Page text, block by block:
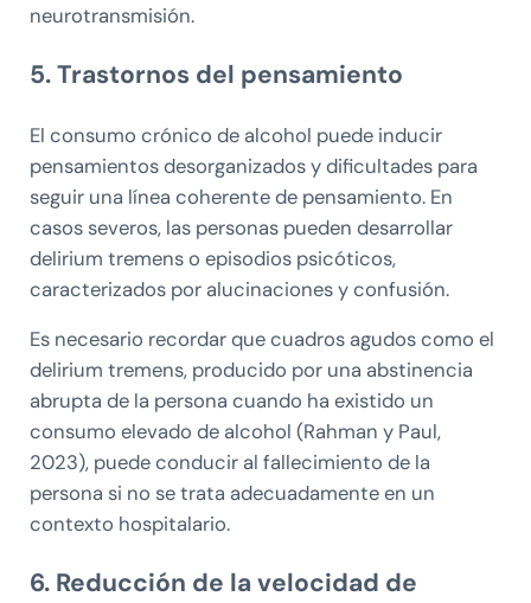
neurotransmisión.
5. Trastornos del pensamiento
El consumo crónico de alcohol puede inducir
pensamientos desorganizados y dificultades para
seguir una línea coherente de pensamiento. En
casos severos, las personas pueden desarrollar
delirium tremens o episodios psicóticos,
caracterizados por alucinaciones y confusión.
Es necesario recordar que cuadros agudos como el
delirium tremens, producido por una abstinencia
abrupta de la persona cuando ha existido un
consumo elevado de alcohol (Rahman y Paul,
2023), puede conducir al fallecimiento de la
persona si no se trata adecuadamente en un
contexto hospitalario.
6. Reducción de la velocidad de